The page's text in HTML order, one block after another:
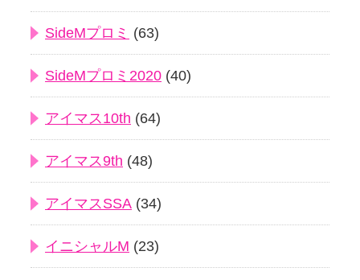
SideMプロミ (63)
SideMプロミ2020 (40)
アイマス10th (64)
アイマス9th (48)
アイマスSSA (34)
イニシャルM (23)